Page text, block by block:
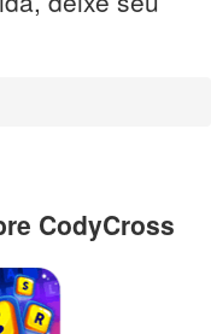
CodyCross